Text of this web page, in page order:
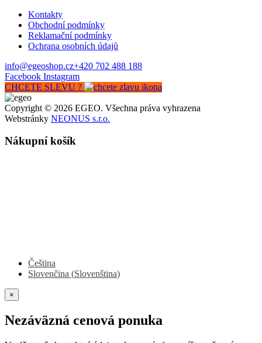
Kontakty
Obchodní podmínky
Reklamační podmínky
Ochrana osobních údajů
info@egeoshop.cz+420 702 488 188
Facebook Instagram
CHCETE SLEVU ?
Copyright © 2026 EGEO. Všechna práva vyhrazena
Webstránky NEONUS s.r.o.
Nákupní košík
Čeština
Slovenčina (Slovenština)
×
Nezáväzná cenová ponuka